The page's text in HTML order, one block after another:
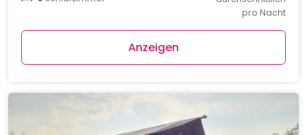
pro Nacht
Anzeigen